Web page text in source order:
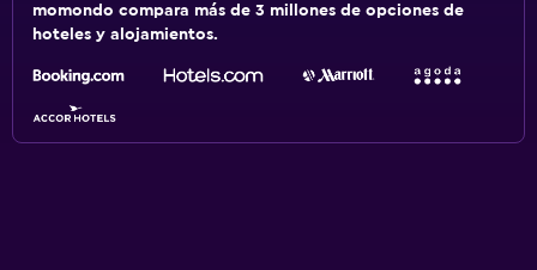
momondo compara más de 3 millones de opciones de
hoteles y alojamientos.